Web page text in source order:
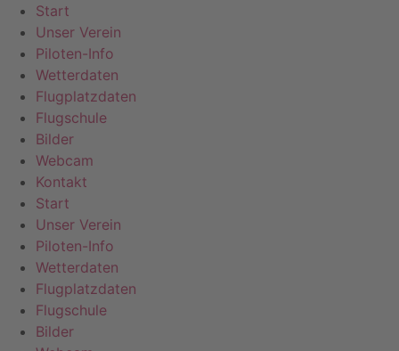
Zum
Inhalt
springen
Start
Unser Verein
Piloten-Info
Wetterdaten
Flugplatzdaten
Flugschule
Bilder
Webcam
Kontakt
Start
Unser Verein
Piloten-Info
Wetterdaten
Flugplatzdaten
Flugschule
Bilder